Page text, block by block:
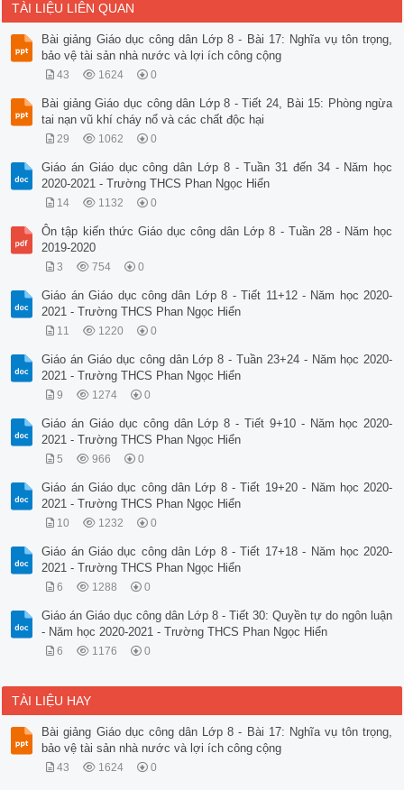
TÀI LIỆU LIÊN QUAN
Bài giảng Giáo dục công dân Lớp 8 - Bài 17: Nghĩa vụ tôn trọng,
bảo vệ tài sản nhà nước và lợi ích công cộng
43 1624 0
Bài giảng Giáo dục công dân Lớp 8 - Tiết 24, Bài 15: Phòng ngừa
tai nạn vũ khí cháy nổ và các chất độc hại
29 1062 0
Giáo án Giáo dục công dân Lớp 8 - Tuần 31 đến 34 - Năm học
2020-2021 - Trường THCS Phan Ngọc Hiển
14 1132 0
Ôn tập kiến thức Giáo dục công dân Lớp 8 - Tuần 28 - Năm học
2019-2020
3 754 0
Giáo án Giáo dục công dân Lớp 8 - Tiết 11+12 - Năm học 2020-
2021 - Trường THCS Phan Ngọc Hiển
11 1220 0
Giáo án Giáo dục công dân Lớp 8 - Tuần 23+24 - Năm học 2020-
2021 - Trường THCS Phan Ngọc Hiển
9 1274 0
Giáo án Giáo dục công dân Lớp 8 - Tiết 9+10 - Năm học 2020-
2021 - Trường THCS Phan Ngọc Hiển
5 966 0
Giáo án Giáo dục công dân Lớp 8 - Tiết 19+20 - Năm học 2020-
2021 - Trường THCS Phan Ngọc Hiển
10 1232 0
Giáo án Giáo dục công dân Lớp 8 - Tiết 17+18 - Năm học 2020-
2021 - Trường THCS Phan Ngọc Hiển
6 1288 0
Giáo án Giáo dục công dân Lớp 8 - Tiết 30: Quyền tự do ngôn luận
- Năm học 2020-2021 - Trường THCS Phan Ngọc Hiển
6 1176 0
TÀI LIỆU HAY
Bài giảng Giáo dục công dân Lớp 8 - Bài 17: Nghĩa vụ tôn trọng,
bảo vệ tài sản nhà nước và lợi ích công cộng
43 1624 0